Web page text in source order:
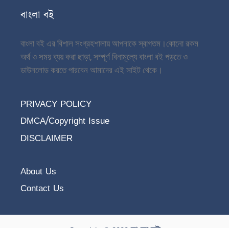
বাংলা বই
বাংলা বই এর বিশাল সংগ্রহশালায় আপনাকে স্বাগতম।কোনো রকম
অর্থ ও সময় ব্যয় করা ছাড়া, সম্পূর্ণ বিনামূল্যে বাংলা বই পড়তে ও
ডাউনলোড করতে পারবেন আমাদের এই সাইট থেকে।
PRIVACY POLICY
DMCA/Copyright Issue
DISCLAIMER
About Us
Contact Us